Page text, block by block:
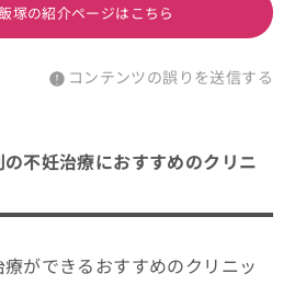
塚の紹介ページはこちら
コンテンツの誤りを送信する
不妊治療におすすめのクリニ
ができるおすすめのクリニッ